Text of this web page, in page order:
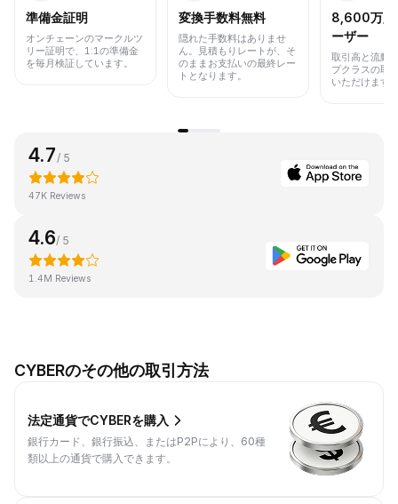
準備金証明
オンチェーンのマークルツ
リー証明で、1:1の準備金
を毎月検証しています。
変換手数料無料
隠れた手数料はありませ
ん。見積もりレートが、そ
のままお支払いの最終レー
トとなります。
8,600万人
ーザー
取引高と流動
プクラスの取
いただけます
4.7 / 5
47K Reviews
4.6/ 5
1.4M Reviews
CYBERのその他の取引方法
法定通貨でCYBERを購入
銀行カード、銀行振込、またはP2Pにより、60種
類以上の通貨で購入できます。